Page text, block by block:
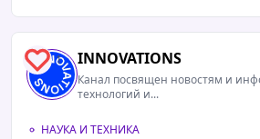
1 INNOVATIONS
Канал посвящен новостям и информации в области
технологий и...
НАУКА И ТЕХНИКА